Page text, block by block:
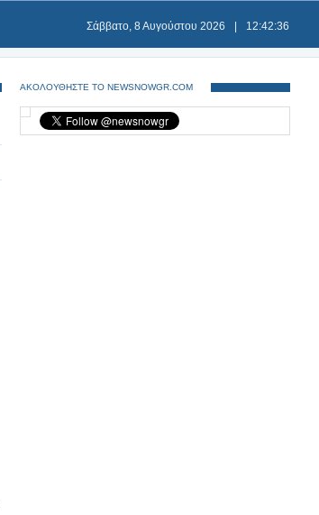
Σάββατο, 8 Αυγούστου 2026 12:42:36
ΑΚΟΛΟΥΘΗΣΤΕ ΤΟ NEWSNOWGR.COM